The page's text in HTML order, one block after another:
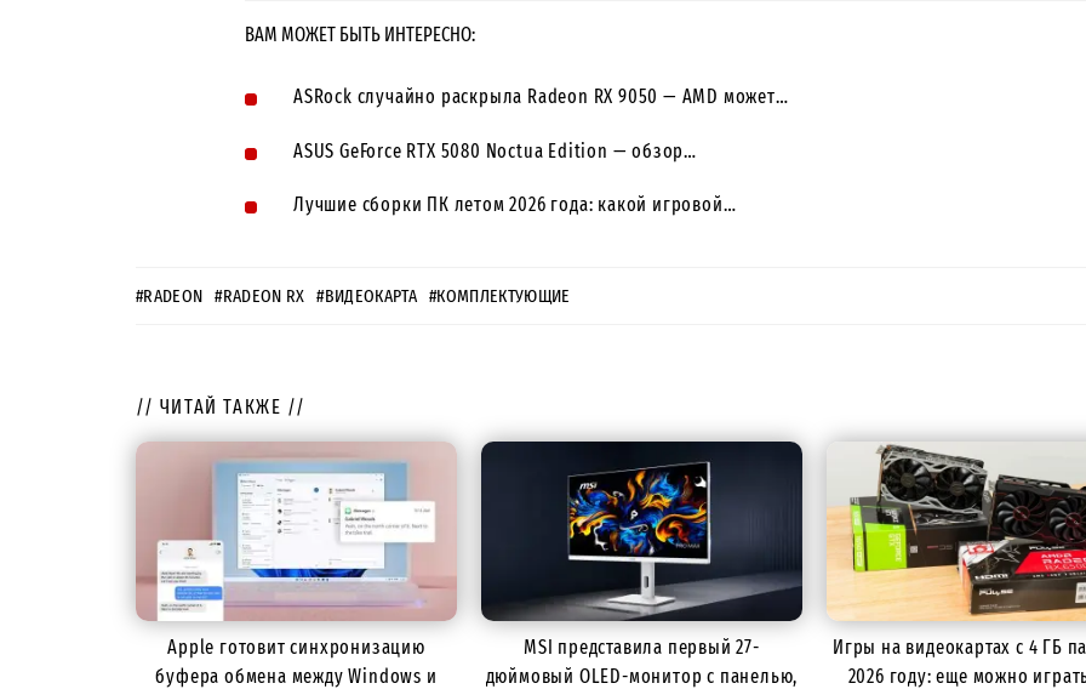
ВАМ МОЖЕТ БЫТЬ ИНТЕРЕСНО:
ASRock случайно раскрыла Radeon RX 9050 — AMD может…
ASUS GeForce RTX 5080 Noctua Edition — обзор…
Лучшие сборки ПК летом 2026 года: какой игровой…
#RADEON #RADEON RX #ВИДЕОКАРТА #КОМПЛЕКТУЮЩИЕ
// ЧИТАЙ ТАКЖЕ //
Apple готовит синхронизацию
буфера обмена между Windows и
MSI представила первый 27-
дюймовый OLED-монитор с панелью,
Игры на видеокартах с 4 ГБ
2026 году: еще можно